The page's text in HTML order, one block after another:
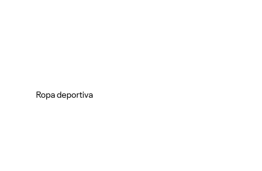
Ropa deportiva